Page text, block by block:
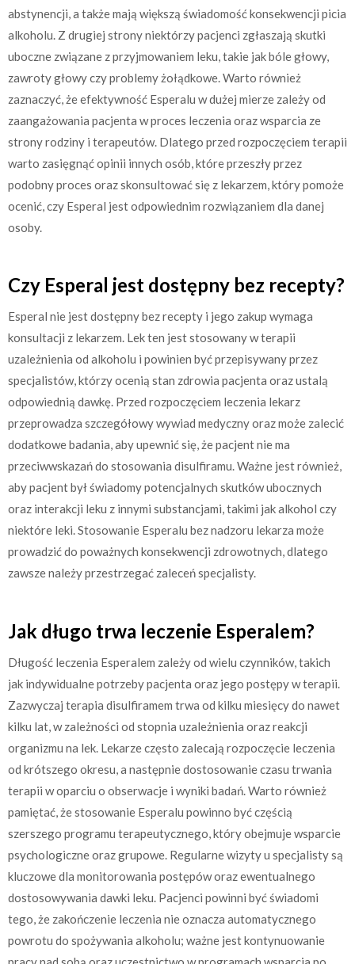
abstynencji, a także mają większą świadomość konsekwencji picia
alkoholu. Z drugiej strony niektórzy pacjenci zgłaszają skutki
uboczne związane z przyjmowaniem leku, takie jak bóle głowy,
zawroty głowy czy problemy żołądkowe. Warto również
zaznaczyć, że efektywność Esperalu w dużej mierze zależy od
zaangażowania pacjenta w proces leczenia oraz wsparcia ze
strony rodziny i terapeutów. Dlatego przed rozpoczęciem terapii
warto zasięgnąć opinii innych osób, które przeszły przez
podobny proces oraz skonsultować się z lekarzem, który pomoże
ocenić, czy Esperal jest odpowiednim rozwiązaniem dla danej
osoby.
Czy Esperal jest dostępny bez recepty?
Esperal nie jest dostępny bez recepty i jego zakup wymaga
konsultacji z lekarzem. Lek ten jest stosowany w terapii
uzależnienia od alkoholu i powinien być przepisywany przez
specjalistów, którzy ocenią stan zdrowia pacjenta oraz ustalą
odpowiednią dawkę. Przed rozpoczęciem leczenia lekarz
przeprowadza szczegółowy wywiad medyczny oraz może zalecić
dodatkowe badania, aby upewnić się, że pacjent nie ma
przeciwwskazań do stosowania disulfiramu. Ważne jest również,
aby pacjent był świadomy potencjalnych skutków ubocznych
oraz interakcji leku z innymi substancjami, takimi jak alkohol czy
niektóre leki. Stosowanie Esperalu bez nadzoru lekarza może
prowadzić do poważnych konsekwencji zdrowotnych, dlatego
zawsze należy przestrzegać zaleceń specjalisty.
Jak długo trwa leczenie Esperalem?
Długość leczenia Esperalem zależy od wielu czynników, takich
jak indywidualne potrzeby pacjenta oraz jego postępy w terapii.
Zazwyczaj terapia disulfiramem trwa od kilku miesięcy do nawet
kilku lat, w zależności od stopnia uzależnienia oraz reakcji
organizmu na lek. Lekarze często zalecają rozpoczęcie leczenia
od krótszego okresu, a następnie dostosowanie czasu trwania
terapii w oparciu o obserwacje i wyniki badań. Warto również
pamiętać, że stosowanie Esperalu powinno być częścią
szerszego programu terapeutycznego, który obejmuje wsparcie
psychologiczne oraz grupowe. Regularne wizyty u specjalisty są
kluczowe dla monitorowania postępów oraz ewentualnego
dostosowywania dawki leku. Pacjenci powinni być świadomi
tego, że zakończenie leczenia nie oznacza automatycznego
powrotu do spożywania alkoholu; ważne jest kontynuowanie